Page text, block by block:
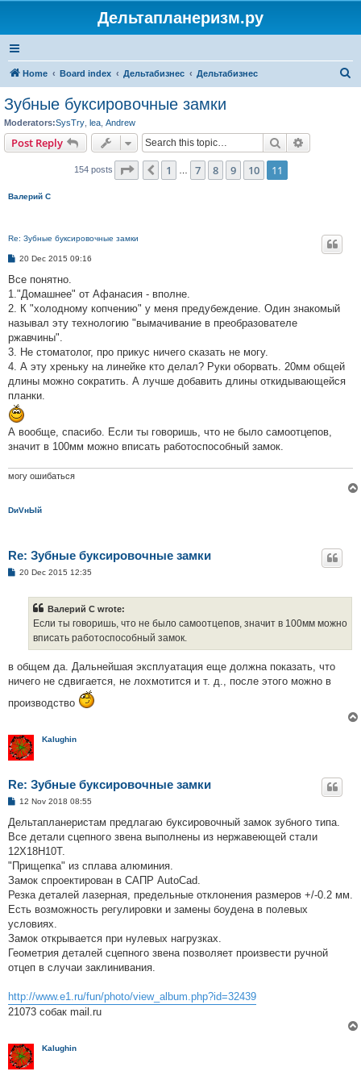
Дельтапланеризм.ру
Home Board index Дельтабизнес Дельтабизнес
Зубные буксировочные замки
Moderators:SysTry lea Andrew
Post Reply Search
154 posts Page 11 11
Previous
1 7 8 9 10 11
Валерий С
Re: Зубные буксировочные замки
P
s
20 Dec 2015 09:16
Все понятно.
1."Домашнее" от Афанасия - вполне.
2. К "холодному копчению" у меня предубеждение. Один знакомый
называл эту технологию "вымачивание в преобразователе
ржавчины".
3. Не стоматолог, про прикус ничего сказать не могу.
4. А эту хреньку на линейке кто делал? Руки оборвать. 20мм общей
длины можно сократить. А лучше добавить длины откидывающейся
планки.
А вообще, спасибо. Если ты говоришь, что не было самоотцепов,
значит в 100мм можно вписать работоспособный замок.
могу ошибаться
DиVнЫй
Re: Зубные буксировочные замки
P20 Dec 2015 12:35
Валерий С wrote:
Если ты говоришь, что не было самоотцепов, значит в 100мм можно
вписать работоспособный замок.
в общем да. Дальнейшая эксплуатация еще должна показать, что
ничего не сдвигается, не лохмотится и т. д., после этого можно в
производство
Kalughin
Re: Зубные буксировочные замки
P
s
12 Nov 2018 08:55
Дельтапланеристам предлагаю буксировочный замок зубного типа.
Все детали сцепного звена выполнены из нержавеющей стали
12Х18Н10Т.
"Прищепка" из сплава алюминия.
Замок спроектирован в САПР AutoCad.
Резка деталей лазерная, предельные отклонения размеров +/-0.2 мм.
Есть возможность регулировки и замены боудена в полевых
условиях.
Замок открывается при нулевых нагрузках.
Геометрия деталей сцепного звена позволяет произвести ручной
отцеп в случаи заклинивания.
http://www.e1.ru/fun/photo/view_album.php?id=32439
21073 собак mail.ru
Kalughin